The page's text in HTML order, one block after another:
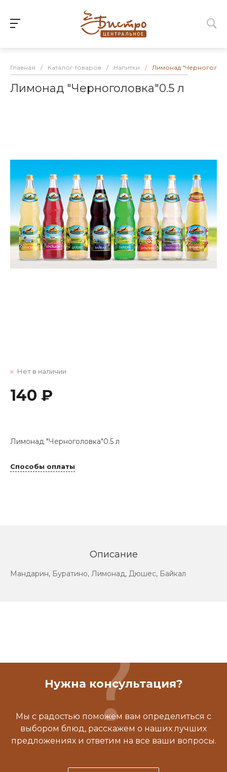
Главная / Каталог товаров / Напитки / Лимонад
Лимонад "Черноголовка"0.5 л
Нет в наличии
140 ₽
Лимонад "Черноголовка"0.5 л
Способы оплаты
Описание
Мандарин, Буратино, Лимонад, Дюшес, Байкал
Нужна консультация?
Мы с радостью поможем вам определиться с
выбором блюд, расскажем о наших лучших
предложениях и ответим на все ваши вопросы.